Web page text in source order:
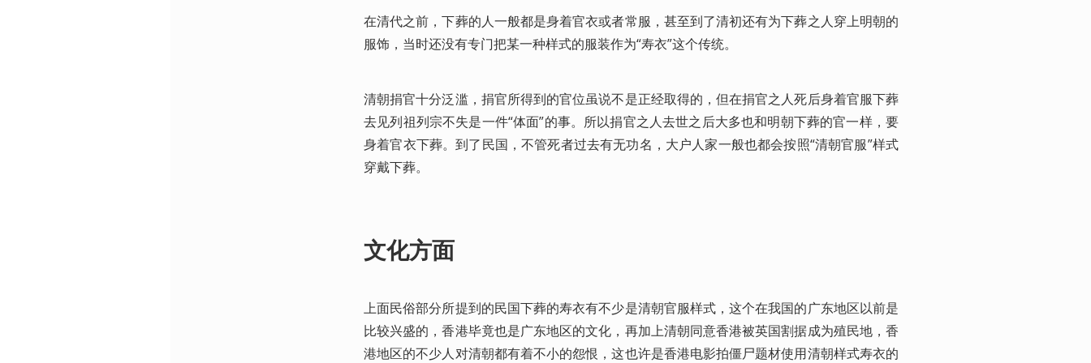
在清代之前，下葬的人一般都是身着官衣或者常服，甚至到了清初还有为下葬之人穿上明朝的
服饰，当时还没有专门把某一种样式的服装作为“寿衣”这个传统。
清朝捐官十分泛滥，捐官所得到的官位虽说不是正经取得的，但在捐官之人死后身着官服下葬
去见列祖列宗不失是一件“体面”的事。所以捐官之人去世之后大多也和明朝下葬的官一样，要
身着官衣下葬。到了民国，不管死者过去有无功名，大户人家一般也都会按照“清朝官服”样式
穿戴下葬。
文化方面
上面民俗部分所提到的民国下葬的寿衣有不少是清朝官服样式，这个在我国的广东地区以前是
比较兴盛的，香港毕竟也是广东地区的文化，再加上清朝同意香港被英国割据成为殖民地，香
港地区的不少人对清朝都有着不小的怨恨，这也许是香港电影拍僵尸题材使用清朝样式寿衣的